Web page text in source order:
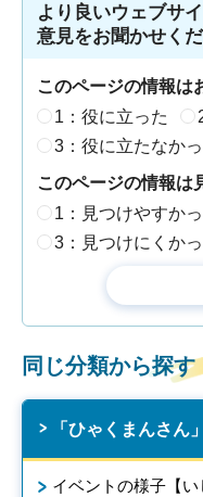
より良いウェブサ
意見をお聞かせく
このページの情報は
1：役に立った
3：役に立たなか
このページの情報は
1：見つけやすか
3：見つけにくか
同じ分類から探す
「ひゃくまんさん
イベントの様子【い